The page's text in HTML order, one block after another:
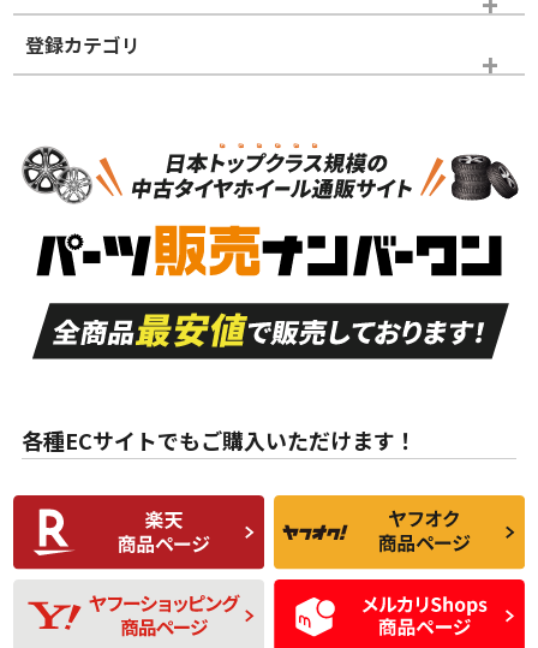
ホイールランク
S
品）
S
新車外し品（新古
付き
A
走行距離も少なく、
目立つ傷もほとんど
ない中古品
A
走行距離も少なく、
非常に状態の良い中
古品
な中古品
んどない中古品
C
比較的きれいな中古
品
C
られるが、使用に問
題のない中古品
D
使用感や目立つ傷が
あり、一般的な中古
品
D
残り溝も少なく、偏
磨耗がみられ、短期
間使用できるくらい
の中古品
登録カテゴリ
スタッドレスタイヤホイールセット
各種ECサイトでもご購入いただけます！